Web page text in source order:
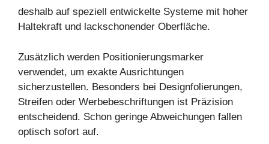
deshalb auf speziell entwickelte Systeme mit hoher
Haltekraft und lackschonender Oberfläche.
Zusätzlich werden Positionierungsmarker
verwendet, um exakte Ausrichtungen
sicherzustellen. Besonders bei Designfolierungen,
Streifen oder Werbebeschriftungen ist Präzision
entscheidend. Schon geringe Abweichungen fallen
optisch sofort auf.